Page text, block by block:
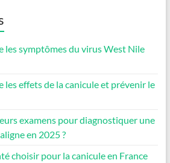
les symptômes du virus West Nile
effets de la canicule et prévenir le
examens pour diagnostiquer une
en 2025 ?
choisir pour la canicule en France